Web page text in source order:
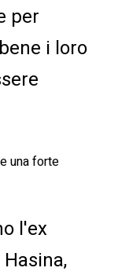
per
i loro
una forte
l'ex